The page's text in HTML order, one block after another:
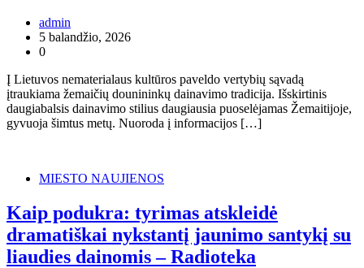
admin
5 balandžio, 2026
0
Į Lietuvos nematerialaus kultūros paveldo vertybių sąvadą
įtraukiama žemaičių dounininkų dainavimo tradicija. Išskirtinis
daugiabalsis dainavimo stilius daugiausia puoselėjamas Žemaitijoje,
gyvuoja šimtus metų. Nuoroda į informacijos […]
MIESTO NAUJIENOS
Kaip podukra: tyrimas atskleidė
dramatiškai nykstantį jaunimo santykį su
liaudies dainomis – Radioteka